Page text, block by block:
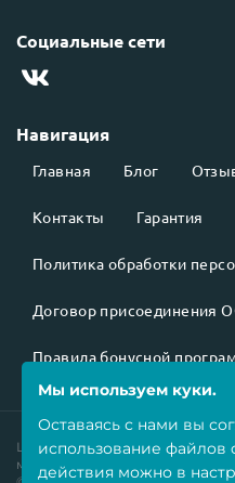
Навигация
Главная Блог
Контакты Гарантия
Политика обработки
Договор присоединения
Правила бонусной
Социальные сети
Мы используем куки.
Оставаясь с нами вы
использование файлов
действия можно в
Цены на товарыне являются
меняться в зависимости от